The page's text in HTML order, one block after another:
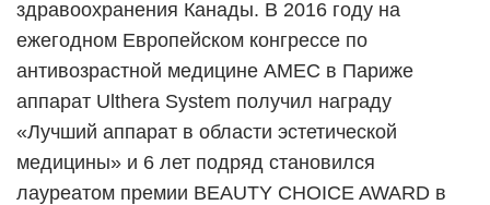
здравоохранения Канады. В 2016 году на
ежегодном Европейском конгрессе по
антивозрастной медицине AMEC в Париже
аппарат Ulthera System получил награду
«Лучший аппарат в области эстетической
медицины» и 6 лет подряд становился
лауреатом премии BEAUTY CHOICE AWARD в